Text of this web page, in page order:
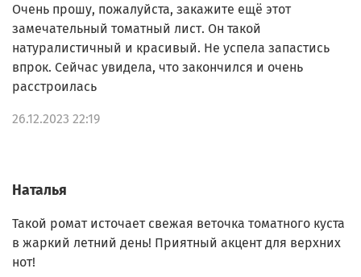
Очень прошу, пожалуйста, закажите ещё этот
замечательный томатный лист. Он такой
натуралистичный и красивый. Не успела запастись
впрок. Сейчас увидела, что закончился и очень
расстроилась
26.12.2023 22:19
Наталья
Такой ромат источает свежая веточка томатного куста
в жаркий летний день! Приятный акцент для верхних
нот!